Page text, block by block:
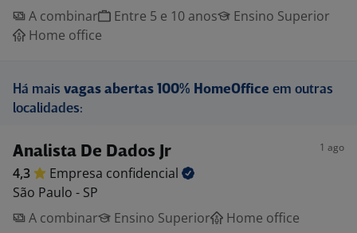
A combinar
Entre 5 e 10 anos
Ensino Superior
Home office
Há mais vagas abertas 100% HomeOffice em outras
localidades:
Analista De Dados Jr 1 ago
4,3 Empresa confidencial
São Paulo - SP
A combinar
Ensino Superior Home office